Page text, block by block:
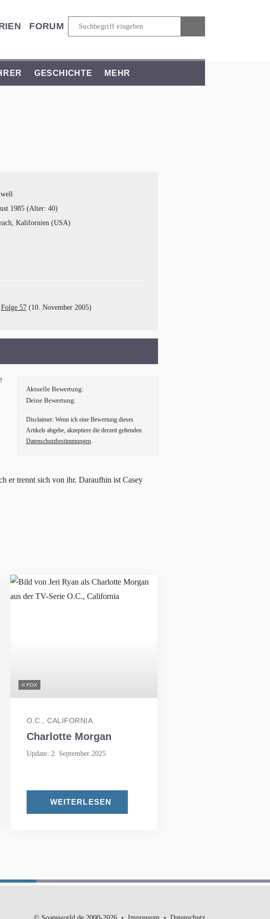
FORUM
GESCHICHTE MEHR
1985 (Alter: 40)
Kalifornien (USA)
Folge 57 (10. November 2005)
Aktuelle Bewertung:
Deine Bewertung:
Disclaimer: Wenn ich eine Bewertung dieses
Artikels abgebe, akzeptiere die derzeit geltenden
Datenschutzbestimmungen.
er trennt sich von ihr. Daraufhin ist Casey
© FOX
O.C., CALIFORNIA
Charlotte Morgan
Update: 2. September 2025
WEITERLESEN
© Soapsworld.de 2000-2026 Impressum Datenschutz